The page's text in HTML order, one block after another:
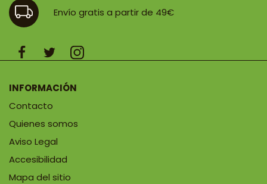
Envío gratis a partir de 49€
INFORMACIÓN
Contacto
Quienes somos
Aviso Legal
Accesibilidad
Mapa del sitio